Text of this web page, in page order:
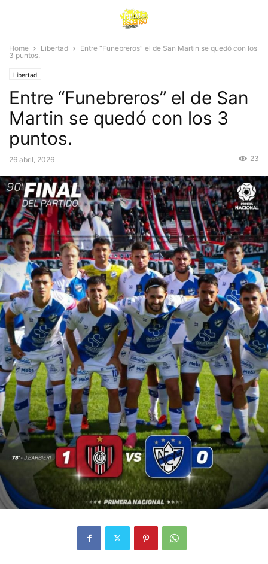
Home Libertad
Entre “Funebreros” el de San Martin se quedó con los
3 puntos.
Libertad
Entre “Funebreros” el de San
Martin se quedó con los 3
puntos.
26 abril, 2026 23